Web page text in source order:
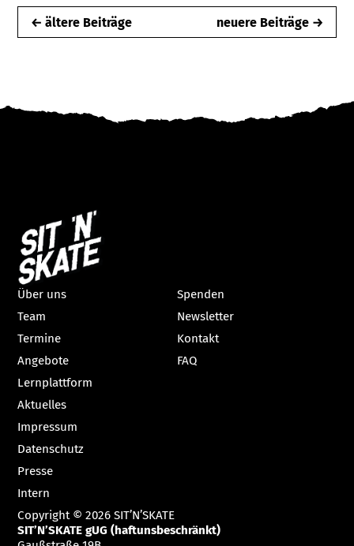
← ältere Beiträge neuere Beiträge →
Über uns
Team
Termine
Angebote
Lernplattform
Aktuelles
Spenden
Newsletter
Kontakt
FAQ
Impressum
Datenschutz
Presse
Intern
Copyright © 2026 SIT’N’SKATE
SIT’N’SKATE gUG (haftunsbeschränkt)